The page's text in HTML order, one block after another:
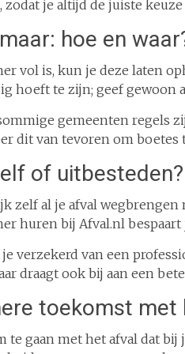
zodat je altijd de juiste
hoe en
vol is, kun je deze laten
hoeft te zijn; geef gewoon
gemeenten regels
dit van tevoren om boetes
of uitbesteden?
zelf al je afval wegbrengen
huren bij Afval.nl
verzekerd van een
draagt ook bij aan een
toekomst
te gaan met het afval dat